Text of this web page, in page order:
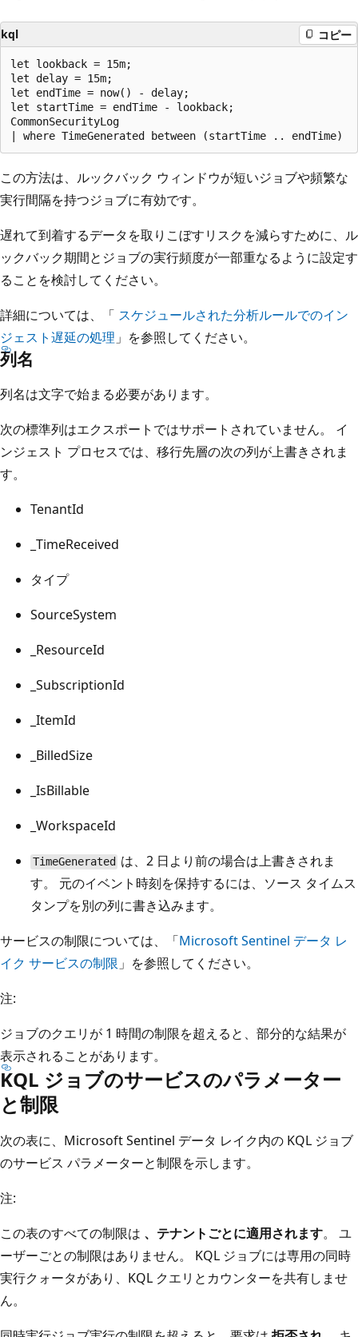
kql コピー
let lookback = 15m;
let delay = 15m;
let endTime = now() - delay;
let startTime = endTime - lookback;
CommonSecurityLog
この方法は、ルックバック ウィンドウが短いジョブや頻繁な
実行間隔を持つジョブに有効です。
遅れて到着するデータを取りこぼすリスクを減らすために、ル
ックバック期間とジョブの実行頻度が一部重なるように設定す
ることを検討してください。
詳細については、「 スケジュールされた分析ルールでのイン
ジェスト遅延の処理 」を参照してください。
列名
列名は文字で始まる必要があります。
次の標準列はエクスポートではサポートされていません。 イ
ンジェスト プロセスでは、移行先層の次の列が上書きされま
す。
TenantId
_TimeReceived
タイプ
SourceSystem
_ResourceId
_SubscriptionId
_ItemId
_BilledSize
_IsBillable
_WorkspaceId
TimeGenerated は、2 日より前の場合は上書きされま
す。 元のイベント時刻を保持するには、ソース タイムス
タンプを別の列に書き込みます。
サービスの制限については、「Microsoft Sentinel データ レ
イク サービスの制限 」を参照してください。
注:
ジョブのクエリが 1 時間の制限を超えると、部分的な結果が
表示されることがあります。
KQL ジョブのサービスのパラメーター
と制限
次の表に、Microsoft Sentinel データ レイク内の KQL ジョブ
のサービス パラメーターと制限を示します。
注:
この表のすべての制限は 、テナントごとに適用されます。 ユ
ーザーごとの制限はありません。 KQL ジョブには専用の同時
実行クォータがあり、KQL クエリとカウンターを共有しませ
ん。